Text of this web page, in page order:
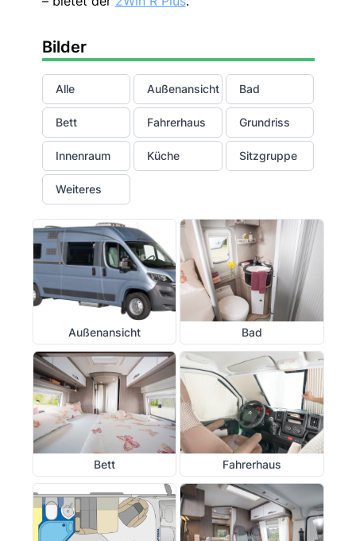
Bilder
Alle Außenansicht Bad
Bett Fahrerhaus Grundriss
Innenraum Küche Sitzgruppe
Weiteres
Außenansicht Bad
Bett Fahrerhaus